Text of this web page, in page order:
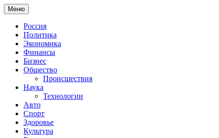
Меню
Россия
Политика
Экономика
Финансы
Бизнес
Общество
Происшествия
Наука
Технологии
Авто
Спорт
Здоровье
Культура